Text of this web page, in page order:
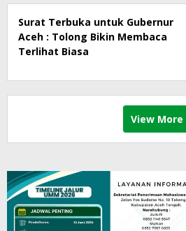
Surat Terbuka untuk Gubernur
Aceh : Tolong Bikin Membaca
Terlihat Biasa
View More